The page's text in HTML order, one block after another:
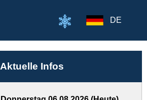
DE
Aktuelle Infos